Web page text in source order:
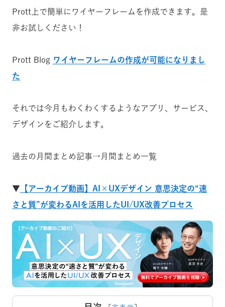
Prott上で簡単にワイヤーフレームを作成できます。是
非お試しください！
Prott Blog ワイヤーフレームの作成が可能になりまし
た
それでは今月もわくわくするようなアプリ、サービス、
デザインをご紹介します。
過去の月間まとめ記事→月間まとめ一覧
▼ 【アーカイブ動画】AI×UXデザイン 意思決定の“速
さと質”が変わるAIを活用したUI/UX改善プロセス